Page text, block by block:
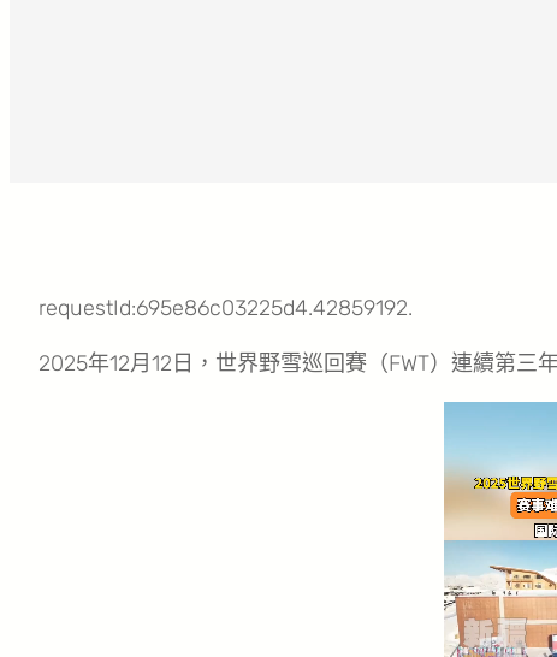
requestId:695e86c03225d4.42859192.
2025年12月12日，世界野雪巡回賽（FWT）連續第三